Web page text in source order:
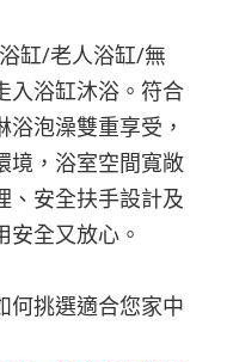
缸/老人浴缸/無
入浴缸沐浴。符合
泡澡雙重享受，
境，浴室空間寬敞
、安全扶手設計及
全又放心。
何挑選適合您家中